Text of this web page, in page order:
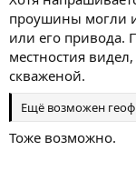
проушины могли
или его привода.
местностия
скваженой.
Ещё возможен
Тоже возможно.